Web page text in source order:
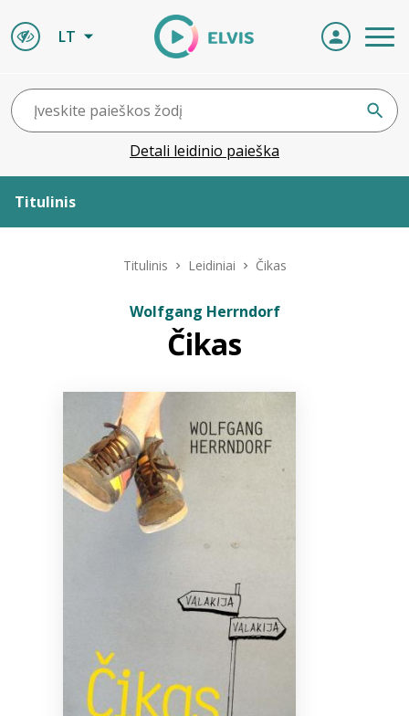
LT
Detali leidinio paieška
Titulinis
Bibliotekoms
Titulinis Leidiniai Čikas
Wolfgang Herrndorf
Čikas